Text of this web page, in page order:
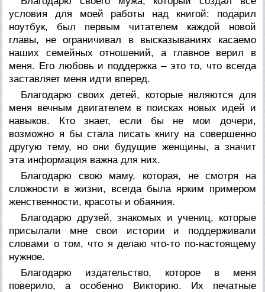
условия для моей работы над книгой: подарил
ноутбук, был первым читателем каждой новой
главы, не ограничивал в высказываниях касаемо
наших семейных отношений, а главное верил в
меня. Его любовь и поддержка – это то, что всегда
заставляет меня идти вперед.
Благодарю своих детей, которые являются для
меня вечным двигателем в поисках новых идей и
навыков. Кто знает, если бы не мои дочери,
возможно я бы стала писать книгу на совершенно
другую тему, но они будущие женщины, а значит
эта информация важна для них.
Благодарю свою маму, которая, не смотря на
сложности в жизни, всегда была ярким примером
женственности, красоты и обаяния.
Благодарю друзей, знакомых и учениц, которые
присылали мне свои истории и поддерживали
словами о том, что я делаю что-то по-настоящему
нужное.
Благодарю издательство, которое в меня
поверило, а особенно Викторию. Их печатные